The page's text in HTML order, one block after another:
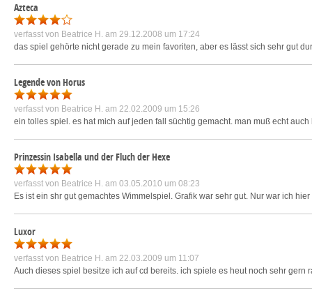
Azteca
verfasst von Beatrice H. am 29.12.2008 um 17:24
das spiel gehörte nicht gerade zu mein favoriten, aber es lässt sich sehr gut
Legende von Horus
verfasst von Beatrice H. am 22.02.2009 um 15:26
ein tolles spiel. es hat mich auf jeden fall süchtig gemacht. man muß echt
Prinzessin Isabella und der Fluch der Hexe
verfasst von Beatrice H. am 03.05.2010 um 08:23
Es ist ein shr gut gemachtes Wimmelspiel. Grafik war sehr gut. Nur war ich
Luxor
verfasst von Beatrice H. am 22.03.2009 um 11:07
Auch dieses spiel besitze ich auf cd bereits. ich spiele es heut noch sehr